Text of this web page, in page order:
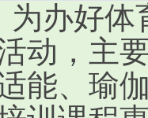
为办好体
动，主
能、瑜